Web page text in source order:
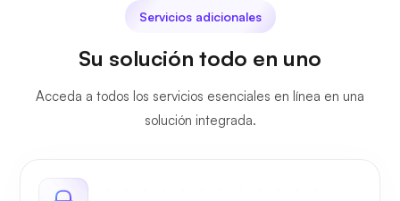
Servicios adicionales
Su solución todo en uno
Acceda a todos los servicios esenciales en línea en una
solución integrada.